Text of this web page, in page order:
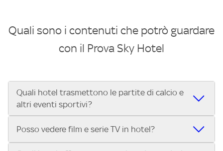
Quali sono i contenuti che potrò guardare
con il Prova Sky Hotel
Quali hotel trasmettono le partite di calcio e
altri eventi sportivi?
Se cerchi un hotel dove poter vedere le partite di Serie A,
Posso vedere film e serie TV in hotel?